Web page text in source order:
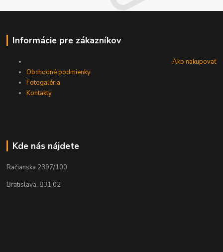
Informácie pre zákazníkov
Ako nakupovať
Obchodné podmienky
Fotogaléria
Kontakty
Kde nás nájdete
Račianska 2397/100
Bratislava, 831 02